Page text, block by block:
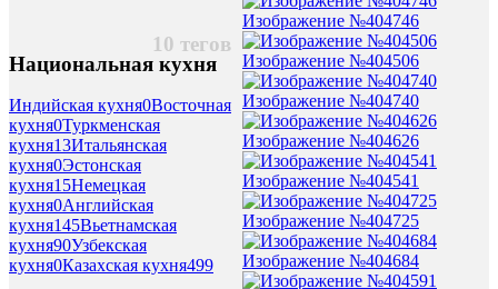
10 тегов
Национальная кухня
Индийская кухня0Восточная
кухня0Туркменская
кухня13Итальянская
кухня0Эстонская
кухня15Немецкая
кухня0Английская
кухня145Вьетнамская
кухня90Узбекская
кухня0Казахская кухня499
Изображение №404746
Изображение №404506
Изображение №404740
Изображение №404626
Изображение №404541
Изображение №404725
Изображение №404684